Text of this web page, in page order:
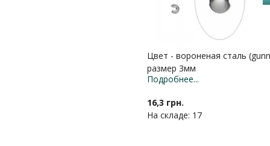
Цвет - вороненая сталь
размер 3мм
Подробнее...
16,3 грн.
На складе: 17